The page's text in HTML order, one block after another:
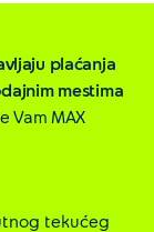
plaćanja
mestima
Vam MAX
tekućeg